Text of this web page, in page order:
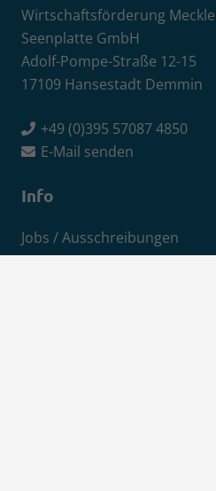
Wirtschaftsförderung
Seenplatte GmbH
Adolf-Pompe-Straße 12-15
17109 Hansestadt Demmin
+49 (0)395 57087 4850
E-Mail senden
Info
Jobs / Ausschreibungen